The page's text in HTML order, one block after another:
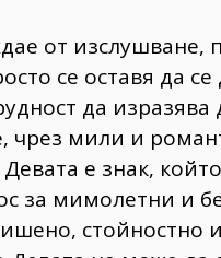
от изслушване,
се оставя да
да
чрез мили и
е знак,
за мимолетни и
стойностно